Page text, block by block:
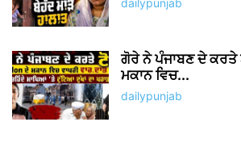
dailypunjab
ਗੋਰੇ ਨੇ ਪੰਜਾਬਣ ਦੇ
ਮਕਾਨ ਵਿਚ...
dailypunjab